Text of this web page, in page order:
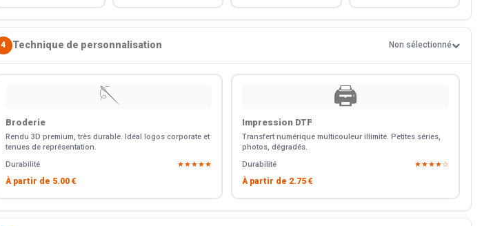
4 Technique de personnalisation Non sélectionné
🪡
Broderie
Rendu 3D premium, très durable. Idéal logos corporate et
tenues de représentation.
Durabilité
★★★★★
À partir de 5.00 €
🖨️
Impression DTF
Transfert numérique multicouleur illimité. Petites séries,
photos, dégradés.
Durabilité
★★★★☆
À partir de 2.75 €